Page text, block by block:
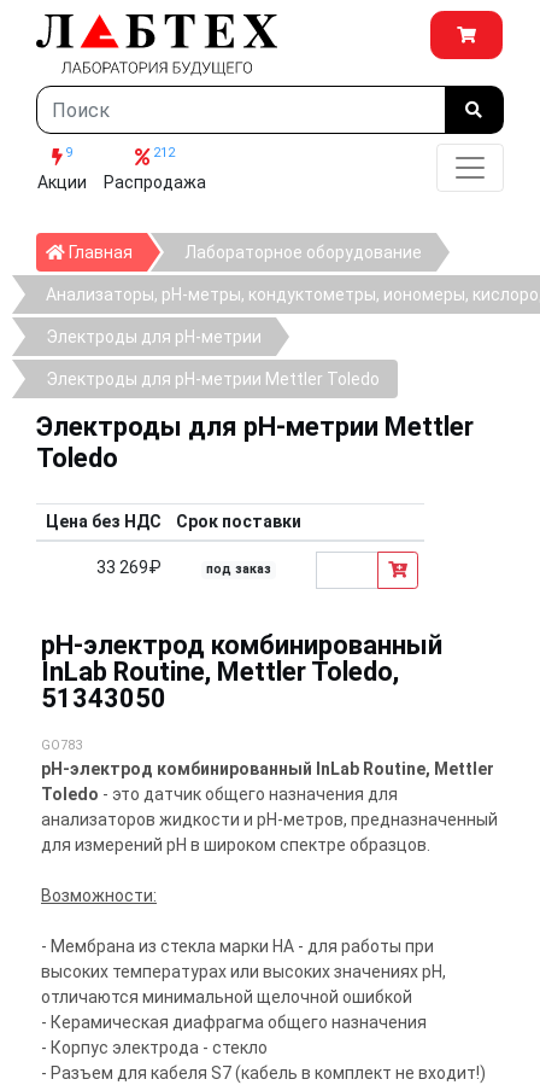
9
Акции
212
Распродажа
Главная ГлавнаяЛабораторное оборудование
Анализаторы, рН-метры, кондуктометры, иономеры,
Электроды для pH-метрии
Электроды для pH-метрии Mettler Toledo
Электроды для pH-метрии Mettler
Toledo
Цена без НДС Срок поставки
33 269₽ под заказ
pH-электрод комбинированный
InLab Routine, Mettler Toledo,
51343050
GO783
pH-электрод комбинированный InLab Routine, Mettler
Toledo - это датчик общего назначения для
анализаторов жидкости и pH-метров, предназначенный
для измерений pH в широком спектре образцов.
Возможности:
- Мембрана из стекла марки HA - для работы при
высоких температурах или высоких значениях pH,
отличаются минимальной щелочной ошибкой
- Керамическая диафрагма общего назначения
- Корпус электрода - стекло
- Разъем для кабеля S7 (кабель в комплект не входит!)